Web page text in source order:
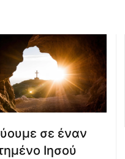
σε έναν
Ιησού